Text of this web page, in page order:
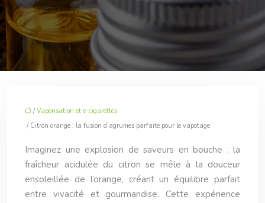
/ Vaporisation et e-cigarettes
/ Citron orange : la fusion d’agrumes parfaite pour le vapotage
Imaginez une explosion de saveurs en bouche : la
fraîcheur acidulée du citron se mêle à la douceur
ensoleillée de l’orange, créant un équilibre parfait
entre vivacité et gourmandise. Cette expérience